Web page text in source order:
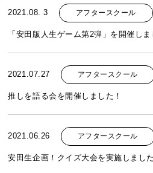
2021.08. 3 アフタースクール
「安田版人生ゲーム第2弾」を開催しま
2021.07.27 アフタースクール
推しを語る会を開催しました！
2021.06.26 アフタースクール
安田生企画！クイズ大会を実施しました